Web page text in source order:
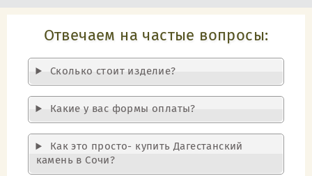
Отвечаем на частые вопросы:
Cколько стоит изделие?
Какие у вас формы оплаты?
Как это просто- купить Дагестанский
камень в Сочи?